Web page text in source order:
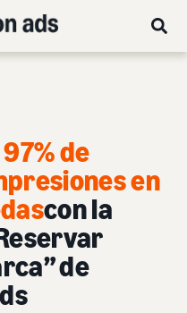
de
en
con la
de